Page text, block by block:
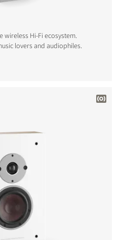
wireless Hi-Fi ecosystem.
lovers and audiophiles.